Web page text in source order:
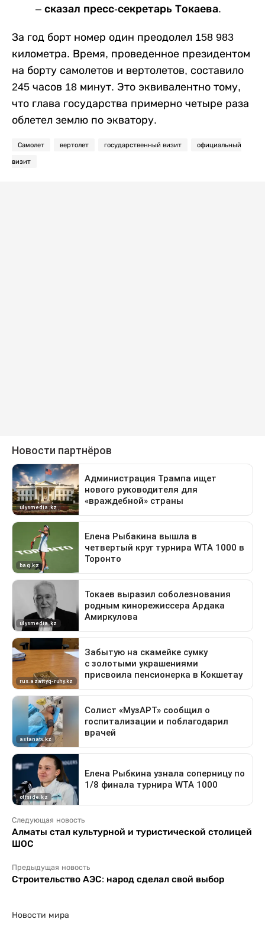
– сказал пресс-секретарь Токаева.
За год борт номер один преодолел 158 983
километра. Время, проведенное президентом
на борту самолетов и вертолетов, составило
245 часов 18 минут. Это эквивалентно тому,
что глава государства примерно четыре раза
облетел землю по экватору.
Самолет вертолет государственный визит официальный
визит
Следующая новость
Алматы стал культурной и туристической столицей
ШОС
Предыдущая новость
Строительство АЭС: народ сделал свой выбор
Новости мира